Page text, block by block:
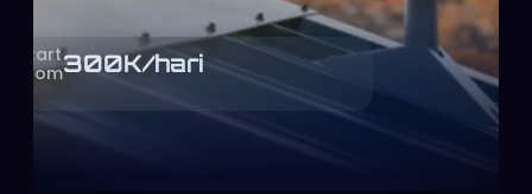
Start
From300K/hari